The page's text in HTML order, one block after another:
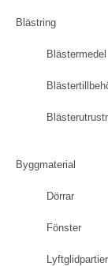
Blästring
Blästermedel
Byggmaterial
Dörrar
Fönster
Lyftglidpartier